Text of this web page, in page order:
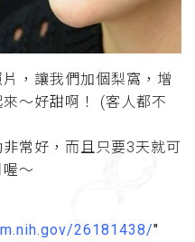
，讓我們加個梨窩，增
～好甜啊！ (客人都不
常好，而且只要3天就可
～
26181438/"